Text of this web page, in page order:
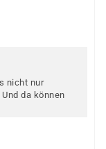
nicht nur
da können